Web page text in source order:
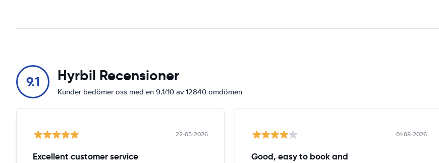
9.1 Hyrbil Recensioner
Kunder bedömer oss med en 9.1/10 av 12840 omdömen
22-05-2026
Excellent customer service
01-08-2026
Good, easy to book and